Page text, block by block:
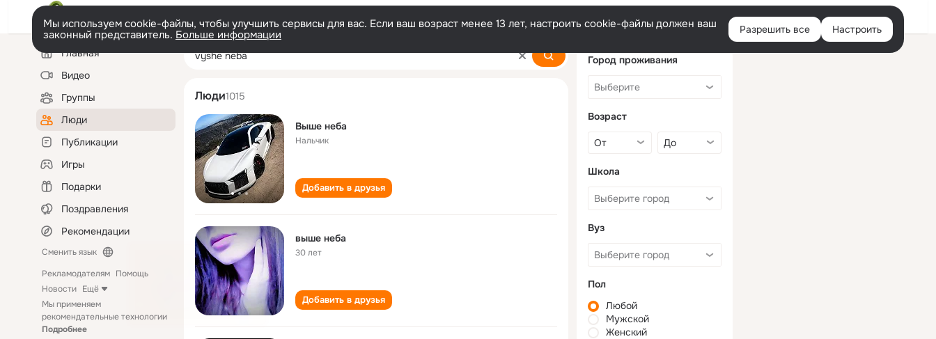
Войти
Мы используем cookie-файлы, чтобы улучшить сервисы для вас. Если ваш возраст менее 13 лет, настроить cookie-файлы должен ваш
законный представитель. Больше информации Разрешить все Настроить
Левая
колонкаГлавная
Видео
Группы
Люди
Публикации
Игры
Подарки
Поздравления
Рекомендации
Сменить язык
Рекламодателям Помощь
Новости Ещё
Мы применяем
рекомендательные технологии
Подробнее
vyshe neba
Люди1015
Выше неба
Нальчик
Добавить в друзья
выше неба
30 лет
Добавить в друзья
Город проживания
Возраст
Школа
Вуз
Пол
Любой
Мужской
Женский